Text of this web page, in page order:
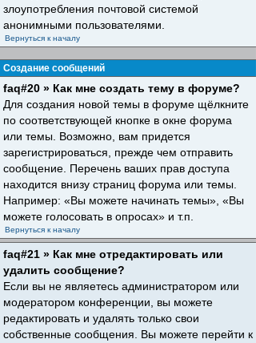
злоупотребления почтовой системой
анонимными пользователями.
Вернуться к началу
Создание сообщений
faq#20 » Как мне создать тему в форуме?
Для создания новой темы в форуме щёлкните
по соответствующей кнопке в окне форума
или темы. Возможно, вам придется
зарегистрироваться, прежде чем отправить
сообщение. Перечень ваших прав доступа
находится внизу страниц форума или темы.
Например: «Вы можете начинать темы», «Вы
можете голосовать в опросах» и т.п.
Вернуться к началу
faq#21 » Как мне отредактировать или
удалить сообщение?
Если вы не являетесь администратором или
модератором конференции, вы можете
редактировать и удалять только свои
собственные сообщения. Вы можете перейти к